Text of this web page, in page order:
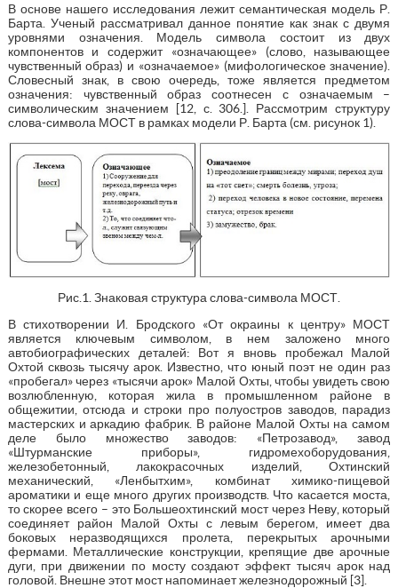
В основе нашего исследования лежит семантическая модель Р.
Барта. Ученый рассматривал данное понятие как знак с двумя
уровнями означения. Модель символа состоит из двух
компонентов и содержит «означающее» (слово, называющее
чувственный образ) и «означаемое» (мифологическое значение).
Словесный знак, в свою очередь, тоже является предметом
означения: чувственный образ соотнесен с означаемым –
символическим значением [12, с. 306.]. Рассмотрим структуру
слова-символа МОСТ в рамках модели Р. Барта (см. рисунок 1).
Рис.1. Знаковая структура слова-символа МОСТ.
В стихотворении И. Бродского «От окраины к центру» МОСТ
является ключевым символом, в нем заложено много
автобиографических деталей: Вот я вновь пробежал Малой
Охтой сквозь тысячу арок. Известно, что юный поэт не один раз
«пробегал» через «тысячи арок» Малой Охты, чтобы увидеть свою
возлюбленную, которая жила в промышленном районе в
общежитии, отсюда и строки про полуостров заводов, парадиз
мастерских и аркадию фабрик. В районе Малой Охты на самом
деле было множество заводов: «Петрозавод», завод
«Штурманские приборы», гидромехоборудования,
железобетонный, лакокрасочных изделий, Охтинский
механический, «Ленбытхим», комбинат химико-пищевой
ароматики и еще много других производств. Что касается моста,
то скорее всего – это Большеохтинский мост через Неву, который
соединяет район Малой Охты с левым берегом, имеет два
боковых неразводящихся пролета, перекрытых арочными
фермами. Металлические конструкции, крепящие две арочные
дуги, при движении по мосту создают эффект тысяч арок над
головой. Внешне этот мост напоминает железнодорожный [3].